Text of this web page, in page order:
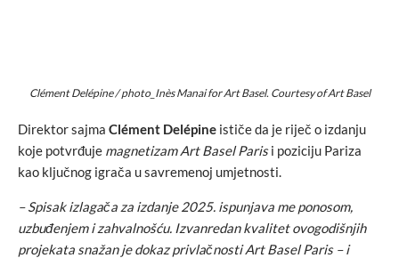
Clément Delépine / photo_Inès Manai for Art Basel. Courtesy of Art Basel
Direktor sajma Clément Delépine ističe da je riječ o izdanju
koje potvrđuje magnetizam Art Basel Parisi poziciju Pariza
kao ključnog igrača u savremenoj umjetnosti.
– Spisak izlagača za izdanje 2025. ispunjava me ponosom,
uzbuđenjem i zahvalnošću. Izvanredan kvalitet ovogodišnjih
projekata snažan je dokaz privlačnosti Art Basel Paris – i